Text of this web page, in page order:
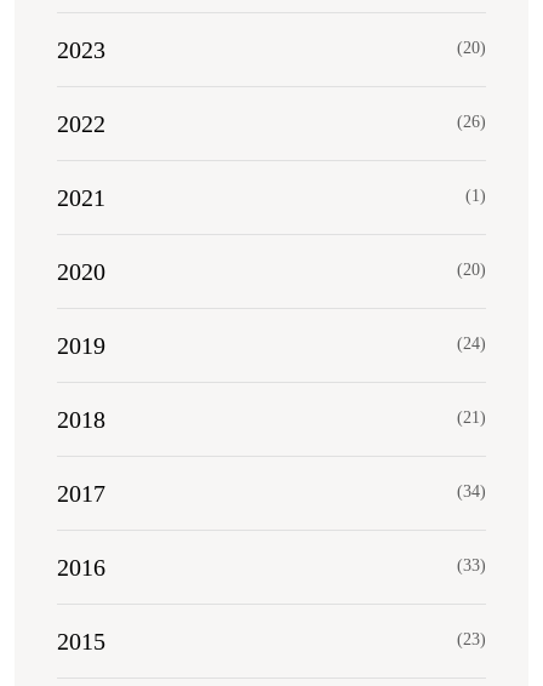
2023 (20)
2022 (26)
2021 (1)
2020 (20)
2019 (24)
2018 (21)
2017 (34)
2016 (33)
2015 (23)